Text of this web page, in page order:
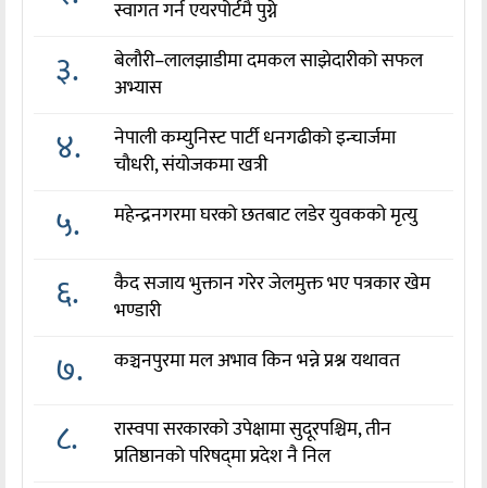
स्वागत गर्न एयरपोर्टमै पुग्ने
३.
बेलौरी–लालझाडीमा दमकल साझेदारीको सफल
अभ्यास
४.
नेपाली कम्युनिस्ट पार्टी धनगढीको इन्चार्जमा
चौधरी, संयोजकमा खत्री
५. महेन्द्रनगरमा घरको छतबाट लडेर युवकको मृत्यु
६.
कैद सजाय भुक्तान गरेर जेलमुक्त भए पत्रकार खेम
भण्डारी
७. कञ्चनपुरमा मल अभाव किन भन्ने प्रश्न यथावत
८.
रास्वपा सरकारको उपेक्षामा सुदूरपश्चिम, तीन
प्रतिष्ठानको परिषद्‌मा प्रदेश नै निल